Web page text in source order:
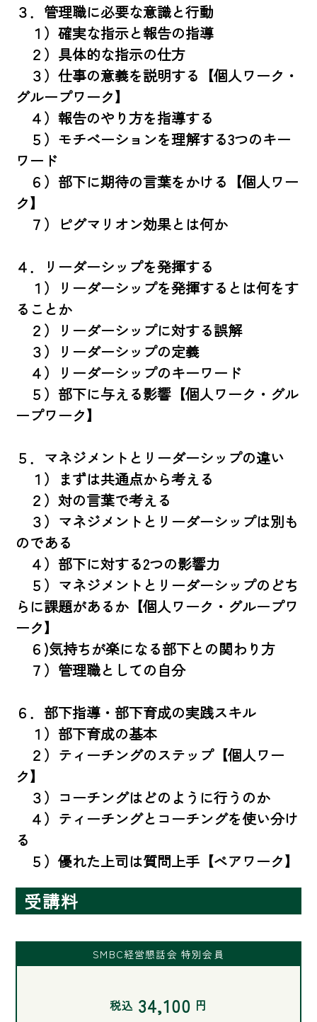
３．管理職に必要な意識と行動
１）確実な指示と報告の指導
２）具体的な指示の仕方
３）仕事の意義を説明する【個人ワーク・
グループワーク】
４）報告のやり方を指導する
５）モチベーションを理解する3つのキー
ワード
６）部下に期待の言葉をかける【個人ワー
ク】
７）ピグマリオン効果とは何か
４．リーダーシップを発揮する
１）リーダーシップを発揮するとは何をす
ることか
２）リーダーシップに対する誤解
３）リーダーシップの定義
４）リーダーシップのキーワード
５）部下に与える影響【個人ワーク・グル
ープワーク】
５．マネジメントとリーダーシップの違い
１）まずは共通点から考える
２）対の言葉で考える
３）マネジメントとリーダーシップは別も
のである
４）部下に対する2つの影響力
５）マネジメントとリーダーシップのどち
らに課題があるか【個人ワーク・グループワ
ーク】
６)気持ちが楽になる部下との関わり方
７）管理職としての自分
６．部下指導・部下育成の実践スキル
１）部下育成の基本
２）ティーチングのステップ【個人ワー
ク】
３）コーチングはどのように行うのか
４）ティーチングとコーチングを使い分け
る
５）優れた上司は質問上手【ペアワーク】
受講料
SMBC経営懇話会 特別会員
税込 34,100 円